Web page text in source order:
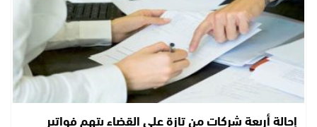
إحالة أربعة شركات من تازة على القضاء بتهم فواتير